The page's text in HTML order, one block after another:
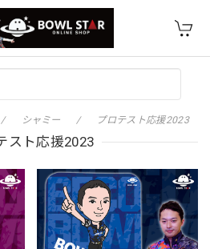
シャミー プロテスト応援2023
スト応援2023